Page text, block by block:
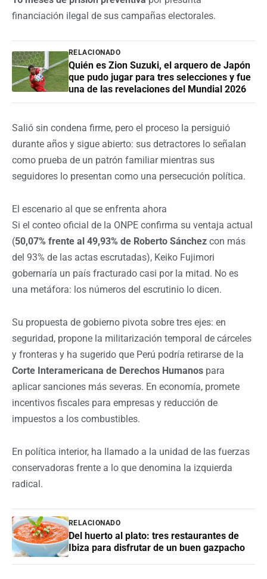
financiación ilegal de sus campañas electorales.
RELACIONADO
Quién es Zion Suzuki, el arquero de Japón
que pudo jugar para tres selecciones y fue
una de las revelaciones del Mundial 2026
Salió sin condena firme, pero el proceso la persiguió
durante años y sigue abierto: sus detractores lo señalan
como prueba de un patrón familiar mientras sus
seguidores lo presentan como una persecución política.
El escenario al que se enfrenta ahora
Si el conteo oficial de la ONPE confirma su ventaja actual
(50,07% frente al 49,93% de Roberto Sánchez con más
del 93% de las actas escrutadas), Keiko Fujimori
gobernaría un país fracturado casi por la mitad. No es
una metáfora: los números del escrutinio lo dicen.
Su propuesta de gobierno pivota sobre tres ejes: en
seguridad, propone la militarización temporal de cárceles
y fronteras y ha sugerido que Perú podría retirarse de la
Corte Interamericana de Derechos Humanos para
aplicar sanciones más severas. En economía, promete
incentivos fiscales para empresas y reducción de
impuestos a los combustibles.
En política interior, ha llamado a la unidad de las fuerzas
conservadoras frente a lo que denomina la izquierda
radical.
RELACIONADO
Del huerto al plato: tres restaurantes de
Ibiza para disfrutar de un buen gazpacho